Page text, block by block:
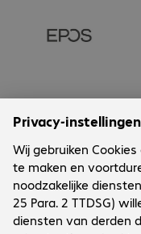
Onderneming